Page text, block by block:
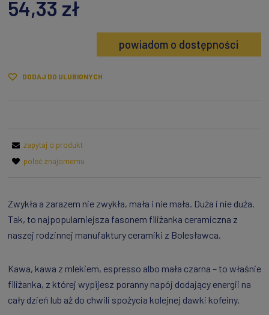
54,33 zł
powiadom o dostępności
DODAJ DO ULUBIONYCH
zapytaj o produkt
poleć znajomemu
Zwykła a zarazem nie zwykła, mała i nie mała. Duża i nie duża.
Tak, to najpopularniejsza fasonem filiżanka ceramiczna z
naszej rodzinnej manufaktury ceramiki z Bolesławca.
Kawa, kawa z mlekiem, espresso albo mała czarna – to właśnie
filiżanka, z której wypijesz poranny napój dodający energii na
cały dzień lub aż do chwili spożycia kolejnej dawki kofeiny.